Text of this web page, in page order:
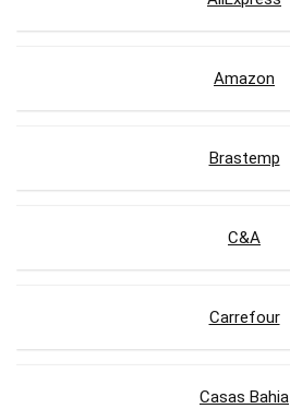
Amazon
Brastemp
C&A
Carrefour
Casas Bahia